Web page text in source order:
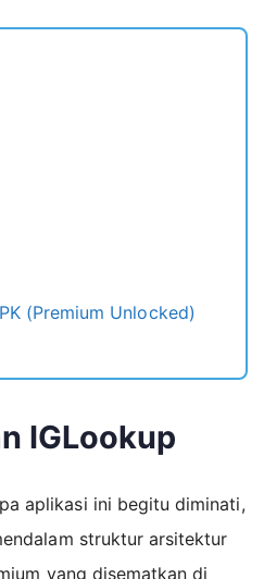
(Premium Unlocked)
IGLookup
aplikasi ini begitu diminati,
struktur arsitektur
yang disematkan di